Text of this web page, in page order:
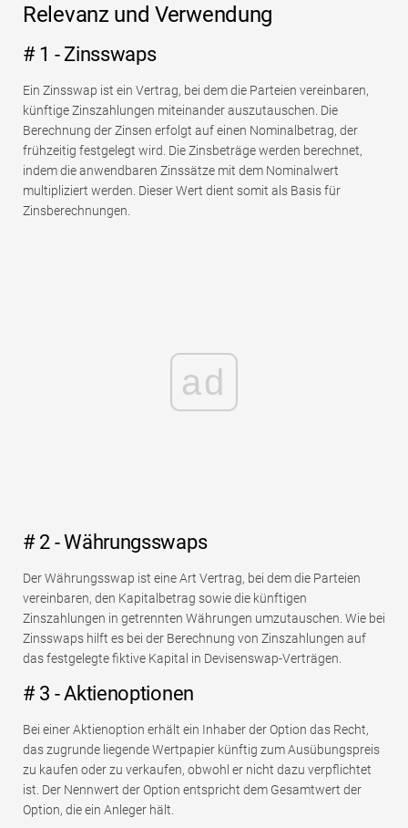
Relevanz und Verwendung
# 1 - Zinsswaps
Ein Zinsswap ist ein Vertrag, bei dem die Parteien vereinbaren,
künftige Zinszahlungen miteinander auszutauschen. Die
Berechnung der Zinsen erfolgt auf einen Nominalbetrag, der
frühzeitig festgelegt wird. Die Zinsbeträge werden berechnet,
indem die anwendbaren Zinssätze mit dem Nominalwert
multipliziert werden. Dieser Wert dient somit als Basis für
Zinsberechnungen.
ad
# 2 - Währungsswaps
Der Währungsswap ist eine Art Vertrag, bei dem die Parteien
vereinbaren, den Kapitalbetrag sowie die künftigen
Zinszahlungen in getrennten Währungen umzutauschen. Wie bei
Zinsswaps hilft es bei der Berechnung von Zinszahlungen auf
das festgelegte fiktive Kapital in Devisenswap-Verträgen.
# 3 - Aktienoptionen
Bei einer Aktienoption erhält ein Inhaber der Option das Recht,
das zugrunde liegende Wertpapier künftig zum Ausübungspreis
zu kaufen oder zu verkaufen, obwohl er nicht dazu verpflichtet
ist. Der Nennwert der Option entspricht dem Gesamtwert der
Option, die ein Anleger hält.